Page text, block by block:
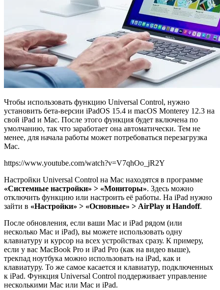
Чтобы использовать функцию Universal Control, нужно
установить бета-версии iPadOS 15.4 и macOS Monterey 12.3 на
свой iPad и Mac. После этого функция будет включена по
умолчанию, так что заработает она автоматически. Тем не
менее, для начала работы может потребоваться перезагрузка
Mac.
https://www.youtube.com/watch?v=V7qhOo_jR2Y
Настройки Universal Control на Mac находятся в программе
«Системные настройки» > «Мониторы». Здесь можно
отключить функцию или настроить её работы. На iPad нужно
зайти в «Настройки» > «Основные» > AirPlay и Handoff.
После обновления, если ваши Mac и iPad рядом (или
несколько Mac и iPad), вы можете использовать одну
клавиатуру и курсор на всех устройствах сразу. К примеру,
если у вас MacBook Pro и iPad Pro (как на видео выше),
трекпад ноутбука можно использовать на iPad, как и
клавиатуру. То же самое касается и клавиатур, подключенных
к iPad. Функция Universal Control поддерживает управление
несколькими Mac или Mac и iPad.